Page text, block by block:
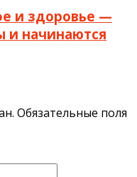
и здоровье —
и начинаются
Обязательные поля